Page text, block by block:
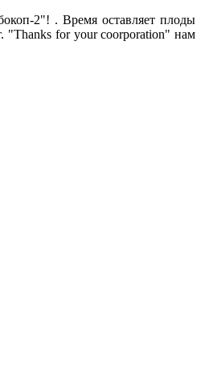
2"! . Время оставляет плоды
"Thanks for your coorporation" нам